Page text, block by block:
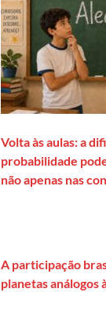
Volta às aulas: a
probabilidade
não apenas nas
A participação
planetas análogos